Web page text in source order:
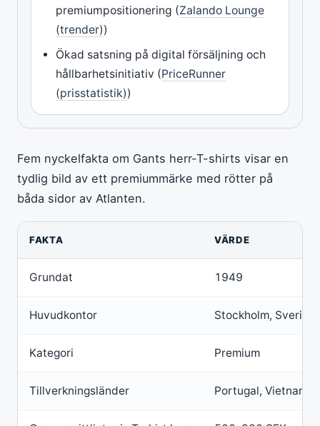
premiumpositionering (Zalando Lounge
(trender))
Ökad satsning på digital försäljning och
hållbarhetsinitiativ (PriceRunner
(prisstatistik))
Fem nyckelfakta om Gants herr-T-shirts visar en
tydlig bild av ett premiummärke med rötter på
båda sidor av Atlanten.
FAKTA VÄRDE
Grundat 1949
Huvudkontor Stockholm, Sverige
Kategori Premium
Tillverkningsländer Portugal, Vietnam,